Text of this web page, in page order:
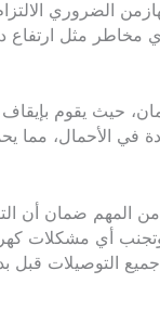
الضروري
مثل ارتفاع
حيث يقوم بإيقاف
في الأحمال، مما
المهم ضمان أن
أي مشكلات
التوصيلات قبل